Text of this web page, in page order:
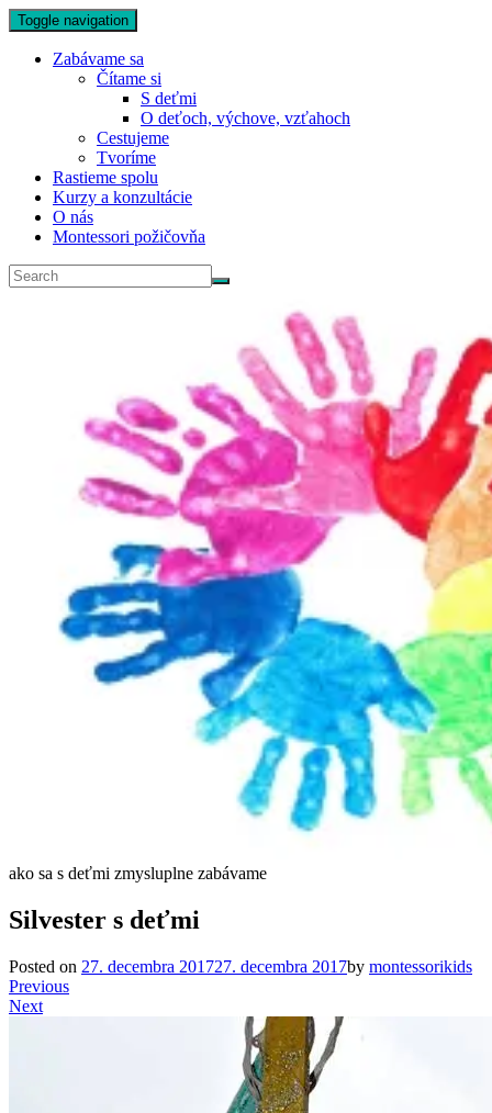
Toggle navigation
Zabávame sa
Čítame si
S deťmi
O deťoch, výchove, vzťahoch
Cestujeme
Tvoríme
Rastieme spolu
Kurzy a konzultácie
O nás
Montessori požičovňa
ako sa s deťmi zmysluplne zabávame
Silvester s deťmi
Posted on 27. decembra 201727. decembra 2017by montessorikids
Previous
Next